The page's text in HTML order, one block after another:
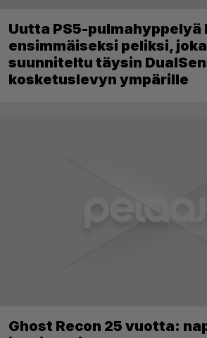
Uutta PS5-pulmahyppelyä
ensimmäiseksi peliksi,
suunniteltu täysin
kosketuslevyn ympärille
Ghost Recon 25 vuotta: